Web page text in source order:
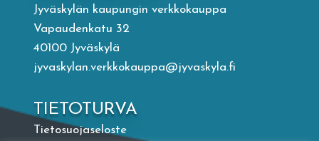
Valon Kaupunki
Lasten Lysti & LystiKylä-festivaali
English
Jyväskylän kaupungin verkkokauppa
Vapaudenkatu 32
40100 Jyväskylä
jyvaskylan.verkkokauppa@jyvaskyla.fi
TIETOTURVA
Tietosuojaseloste